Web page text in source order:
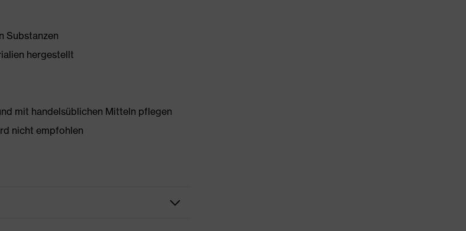
Substanzen
hergestellt
mit handelsüblichen Mitteln pflegen
nicht empfohlen